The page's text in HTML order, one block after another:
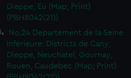
Dieppe, Eu (Map; Print)
(PBH8042(21))
No.24 Departement de la Seine
Inferieure: Districts de Cany,
Dieppe, Neuchatel, Gournay,
Rouen, Caudebec (Map; Print)